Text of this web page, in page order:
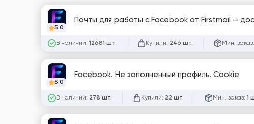
5.0
Почты для работы с Facebook от Firstmail —
В наличии: 12681 шт. Купили: 246 шт. Мин. заказ:
5.0
Facebook. Не заполненный профиль. Cookie
В наличии: 278 шт. Купили: 22 шт. Мин. заказ: 1